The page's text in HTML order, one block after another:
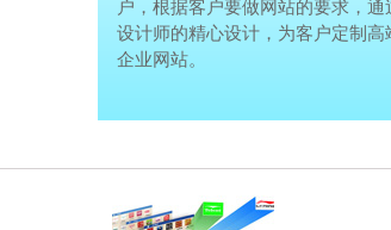
户，根据客户要做网站的要求，通
设计师的精心设计，为客户定制高
企业网站。